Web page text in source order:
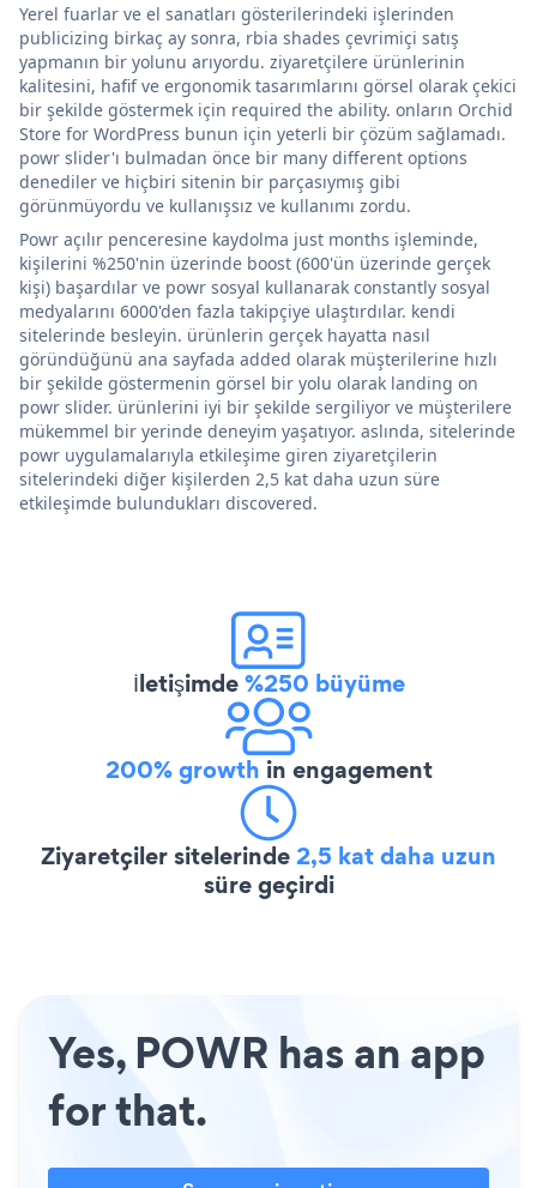
Yerel fuarlar ve el sanatları gösterilerindeki işlerinden
publicizing birkaç ay sonra, rbia shades çevrimiçi satış
yapmanın bir yolunu arıyordu. ziyaretçilere ürünlerinin
kalitesini, hafif ve ergonomik tasarımlarını görsel olarak çekici
bir şekilde göstermek için required the ability. onların Orchid
Store for WordPress bunun için yeterli bir çözüm sağlamadı.
powr slider'ı bulmadan önce bir many different options
denediler ve hiçbiri sitenin bir parçasıymış gibi
görünmüyordu ve kullanışsız ve kullanımı zordu.
Powr açılır penceresine kaydolma just months işleminde,
kişilerini %250'nin üzerinde boost (600'ün üzerinde gerçek
kişi) başardılar ve powr sosyal kullanarak constantly sosyal
medyalarını 6000'den fazla takipçiye ulaştırdılar. kendi
sitelerinde besleyin. ürünlerin gerçek hayatta nasıl
göründüğünü ana sayfada added olarak müşterilerine hızlı
bir şekilde göstermenin görsel bir yolu olarak landing on
powr slider. ürünlerini iyi bir şekilde sergiliyor ve müşterilere
mükemmel bir yerinde deneyim yaşatıyor. aslında, sitelerinde
powr uygulamalarıyla etkileşime giren ziyaretçilerin
sitelerindeki diğer kişilerden 2,5 kat daha uzun süre
etkileşimde bulundukları discovered.
İletişimde%250 büyüme
200% growth in engagement
Ziyaretçiler sitelerinde2,5 kat daha uzun
süre geçirdi
Yes, POWR has an app
for that.